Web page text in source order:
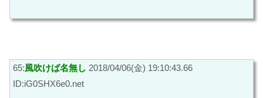
65:風吹けば名無し 2018/04/06(金) 19:10:43.66
ID:iG0SHX6e0.net